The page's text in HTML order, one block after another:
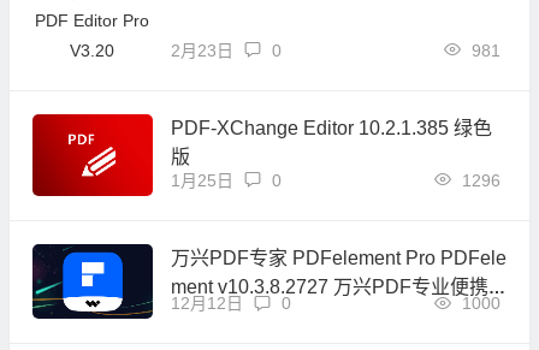
2月23日 981
0
PDF-XChange Editor 10.2.1.385 绿色
版
1月25日 1296
0
万兴PDF专家 PDFelement Pro PDFele
ment v10.3.8.2727 万兴PDF专业便携
版
12月12日 1000
0